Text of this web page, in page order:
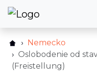
Služby
Krajina
Ako to funguje?
Cenník
Nemecko
Oslobodenie od
(Freistellung)